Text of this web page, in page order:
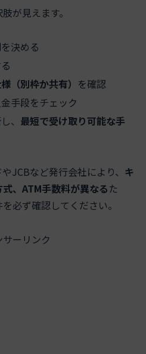
が見えます。
を決める
（別枠か共有） を確認
手段をチェック
、 最短で受け取り可能な手
JCBなど発行会社により、 キ
、ATM手数料が異なるた
必ず確認してください。
サーリンク